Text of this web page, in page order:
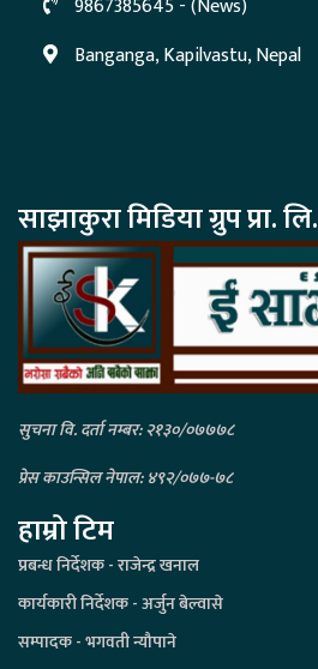
Banganga, Kapilvastu, Nepal
साझाकुरा मिडिया ग्रुप प्रा. लि.
सुचना वि. दर्ता नम्बर: २१३०/०७७७८
प्रेस काउन्सिल नेपाल: ४९२/०७७-७८
हाम्रो टिम
प्रबन्ध निर्देशक - राजेन्द्र खनाल
कार्यकारी निर्देशक - अर्जुन बेल्वासे
सम्पादक - भगवती न्यौपाने